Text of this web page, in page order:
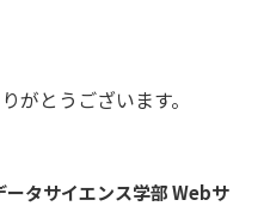
がとうございます。
ータサイエンス学部 Webサ